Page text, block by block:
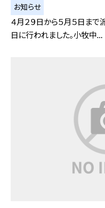
お知らせ
４月２９日から５月５日まで
日に行われました。小牧中...